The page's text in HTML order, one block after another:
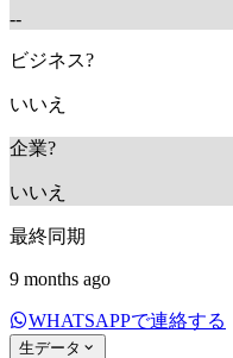
--
ビジネス?
いいえ
企業?
いいえ
最終同期
9 months ago
WHATSAPPで連絡する
生データ